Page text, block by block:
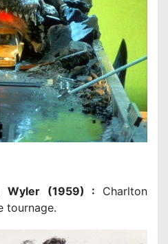
Wyler (1959) : Charlton
tournage.